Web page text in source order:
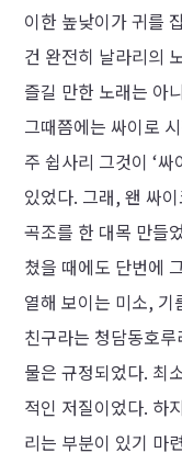
이한 높낮이가 귀를
건 완전히 날라리의
즐길 만한 노래는 아
그때쯤에는 싸이로
주 쉽사리 그것이 ‘
있었다. 그래, 왠 싸
곡조를 한 대목 만들
쳤을 때에도 단번에
열해 보이는 미소,
친구라는 청담동호
물은 규정되었다. 최
적인 저질이었다. 하
리는 부분이 있기 마